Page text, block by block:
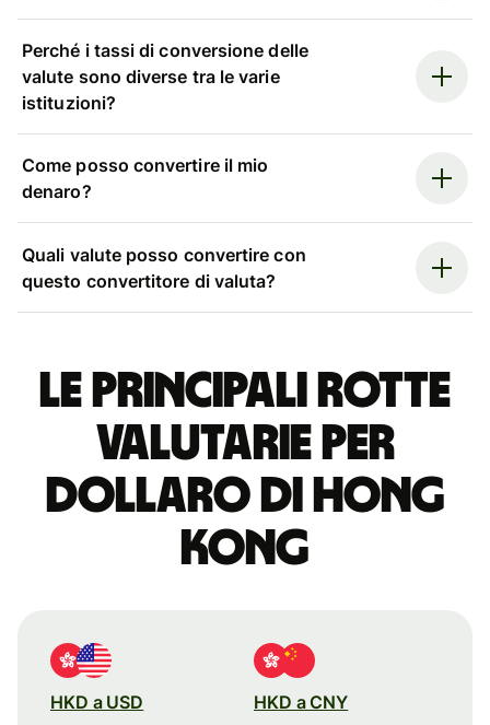
Perché i tassi di conversione delle
valute sono diverse tra le varie
istituzioni?
Come posso convertire il mio
denaro?
Quali valute posso convertire con
questo convertitore di valuta?
Le principali rotte
valutarie per
dollaro di Hong
Kong
HKD a USD HKD a CNY